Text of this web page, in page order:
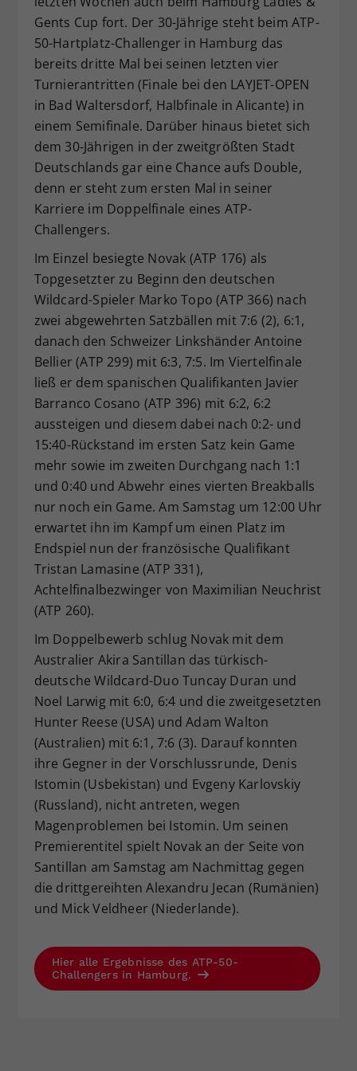
Gents Cup fort. Der 30-Jährige steht beim ATP-
50-Hartplatz-Challenger in Hamburg das
bereits dritte Mal bei seinen letzten vier
Turnierantritten (Finale bei den LAYJET-OPEN
in Bad Waltersdorf, Halbfinale in Alicante) in
einem Semifinale. Darüber hinaus bietet sich
dem 30-Jährigen in der zweitgrößten Stadt
Deutschlands gar eine Chance aufs Double,
denn er steht zum ersten Mal in seiner
Karriere im Doppelfinale eines ATP-
Challengers.
Im Einzel besiegte Novak (ATP 176) als
Topgesetzter zu Beginn den deutschen
Wildcard-Spieler Marko Topo (ATP 366) nach
zwei abgewehrten Satzbällen mit 7:6 (2), 6:1,
danach den Schweizer Linkshänder Antoine
Bellier (ATP 299) mit 6:3, 7:5. Im Viertelfinale
ließ er dem spanischen Qualifikanten Javier
Barranco Cosano (ATP 396) mit 6:2, 6:2
aussteigen und diesem dabei nach 0:2- und
15:40-Rückstand im ersten Satz kein Game
mehr sowie im zweiten Durchgang nach 1:1
und 0:40 und Abwehr eines vierten Breakballs
nur noch ein Game. Am Samstag um 12:00 Uhr
erwartet ihn im Kampf um einen Platz im
Endspiel nun der französische Qualifikant
Tristan Lamasine (ATP 331),
Achtelfinalbezwinger von Maximilian Neuchrist
(ATP 260).
Im Doppelbewerb schlug Novak mit dem
Australier Akira Santillan das türkisch-
deutsche Wildcard-Duo Tuncay Duran und
Noel Larwig mit 6:0, 6:4 und die zweitgesetzten
Hunter Reese (USA) und Adam Walton
(Australien) mit 6:1, 7:6 (3). Darauf konnten
ihre Gegner in der Vorschlussrunde, Denis
Istomin (Usbekistan) und Evgeny Karlovskiy
(Russland), nicht antreten, wegen
Magenproblemen bei Istomin. Um seinen
Premierentitel spielt Novak an der Seite von
Santillan am Samstag am Nachmittag gegen
die drittgereihten Alexandru Jecan (Rumänien)
und Mick Veldheer (Niederlande).
Hier alle Ergebnisse des ATP-50-
Challengers in Hamburg.
Zweck
Dieser Wert speichert Ihre Consent-
Einstellungen. Unter anderem eine
zufällig generierte ID, für die
historische Speicherung Ihrer
vorgenommen Einstellungen, falls der
Webseiten-Betreiber dies eingestellt
hat.